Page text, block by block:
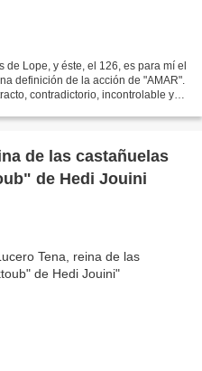
Lope, y éste, el 126, es para mí el
definición de la acción de "AMAR".
contradictorio, incontrolable y
de las castañuelas
de Hedi Jouini